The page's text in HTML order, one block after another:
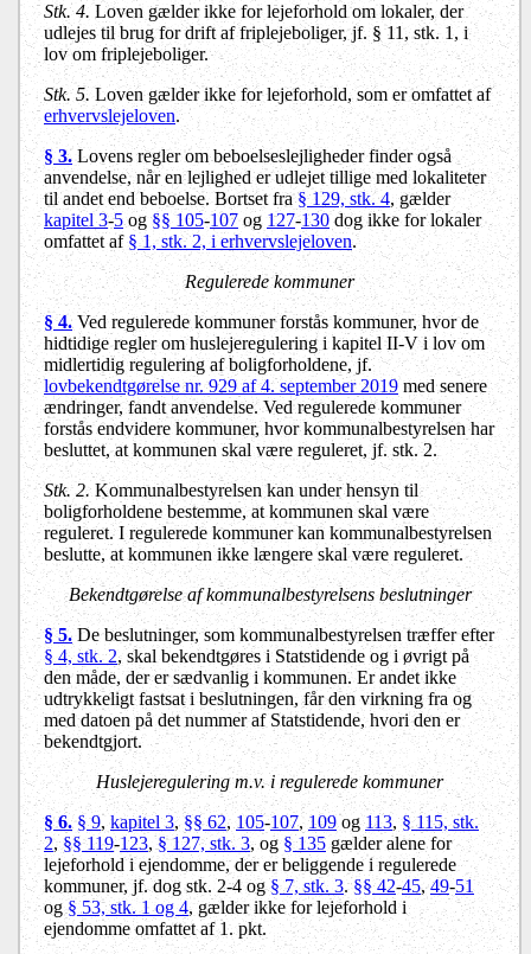
Stk. 4. Loven gælder ikke for lejeforhold om lokaler, der
udlejes til brug for drift af friplejeboliger, jf. § 11, stk. 1, i
lov om friplejeboliger.
Stk. 5. Loven gælder ikke for lejeforhold, som er omfattet af
erhvervslejeloven.
§ 3. Lovens regler om beboelseslejligheder finder også
anvendelse, når en lejlighed er udlejet tillige med lokaliteter
til andet end beboelse. Bortset fra§ 129, stk. 4, gælder
kapitel 3-5og§§ 105-107 og 127-130dog ikke for lokaler
omfattet af§ 1, stk. 2, i erhvervslejeloven.
Regulerede kommuner
§ 4. Ved regulerede kommuner forstås kommuner, hvor de
hidtidige regler om huslejeregulering i kapitel II-V i lov om
midlertidig regulering af boligforholdene, jf.
lovbekendtgørelse nr. 929 af 4. september 2019 med senere
ændringer, fandt anvendelse. Ved regulerede kommuner
forstås endvidere kommuner, hvor kommunalbestyrelsen har
besluttet, at kommunen skal være reguleret, jf. stk. 2.
Stk. 2.Kommunalbestyrelsen kan under hensyn til
boligforholdene bestemme, at kommunen skal være
reguleret. I regulerede kommuner kan kommunalbestyrelsen
beslutte, at kommunen ikke længere skal være reguleret.
Bekendtgørelse af kommunalbestyrelsens beslutninger
§ 5. De beslutninger, som kommunalbestyrelsen træffer efter
§ 4, stk. 2, skal bekendtgøres i Statstidende og i øvrigt på
den måde, der er sædvanlig i kommunen. Er andet ikke
udtrykkeligt fastsat i beslutningen, får den virkning fra og
med datoen på det nummer af Statstidende, hvori den er
bekendtgjort.
Huslejeregulering m.v. i regulerede kommuner
§ 6. § 9,kapitel 3, §§ 62, 105-107, 109og113,§ 115, stk.
2,§§ 119-123,§ 127, stk. 3, og§ 135 gælder alene for
lejeforhold i ejendomme, der er beliggende i regulerede
kommuner, jf. dog stk. 2-4 og§ 7, stk. 3.§§ 42-45,49-51
og § 53, stk. 1 og 4, gælder ikke for lejeforhold i
ejendomme omfattet af 1. pkt.